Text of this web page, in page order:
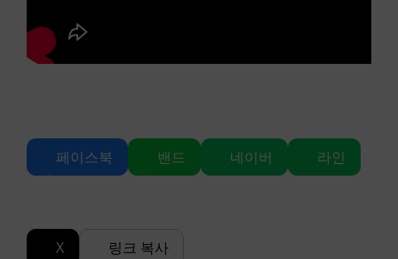
페이스북 밴드 네이버 라인
X 링크 복사